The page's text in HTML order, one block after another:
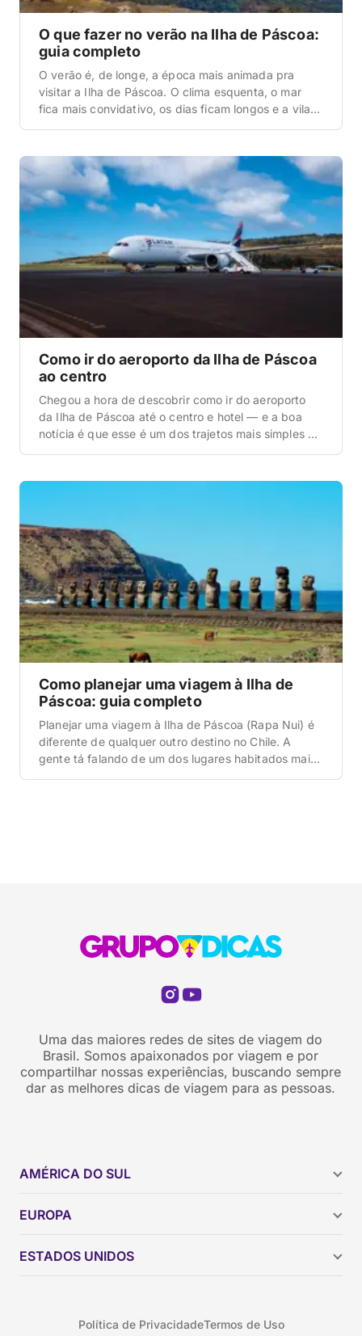
O que fazer no verão na Ilha de Páscoa:
guia completo
O verão é, de longe, a época mais animada pra
visitar a Ilha de Páscoa. O clima esquenta, o mar
fica mais convidativo, os dias ficam longos e a vila
rolando o dia inteiro. Se você tá planejando essa
viagem, veio […]
Como ir do aeroporto da Ilha de Páscoa
ao centro
Chegou a hora de descobrir como ir do aeroporto
da Ilha de Páscoa até o centro e hotel — e a boa
notícia é que esse é um dos trajetos mais simples e
1,5 a 2 km do centrinho […]
Como planejar uma viagem à Ilha de
Páscoa: guia completo
Planejar uma viagem à Ilha de Páscoa (Rapa Nui) é
diferente de qualquer outro destino no Chile. A
gente tá falando de um dos lugares habitados mais
Uma das maiores redes de sites de viagem do
Brasil. Somos apaixonados por viagem e por
compartilhar nossas experiências, buscando sempre
dar as melhores dicas de viagem para as pessoas.
AMÉRICA DO SUL
Brasil
Colômbia
EUROPA
ESTADOS UNIDOS
Política de PrivacidadeTermos de Uso